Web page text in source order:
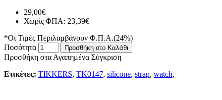
29,00€
Χωρίς ΦΠΑ: 23,39€
*Οι Τιμές Περιλαμβάνουν Φ.Π.Α.(24%)
Ποσότητα
Προσθήκη στο Καλάθι
Προσθήκη στα Αγαπημένα Σύγκριση
Ετικέτες: TIKKERS, TK0147, silicone, strap, watch,